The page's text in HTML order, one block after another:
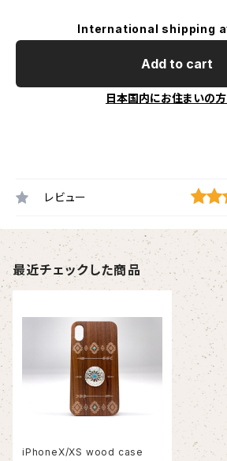
International shipping
Add to cart
日本国内にお住まいの
レビュー
最近チェックした商品
iPhoneX/XS wood case